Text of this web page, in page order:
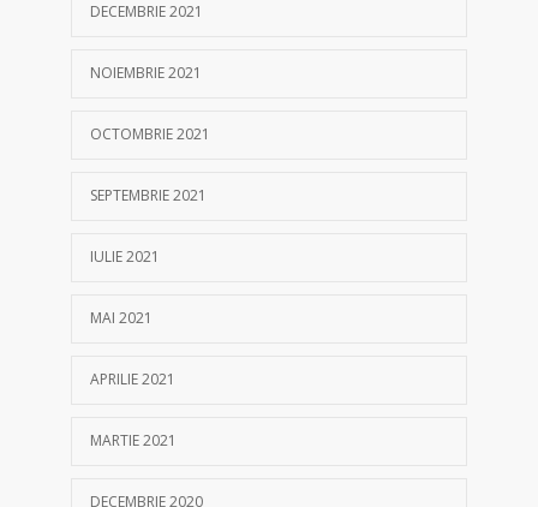
DECEMBRIE 2021
NOIEMBRIE 2021
OCTOMBRIE 2021
SEPTEMBRIE 2021
IULIE 2021
MAI 2021
APRILIE 2021
MARTIE 2021
DECEMBRIE 2020